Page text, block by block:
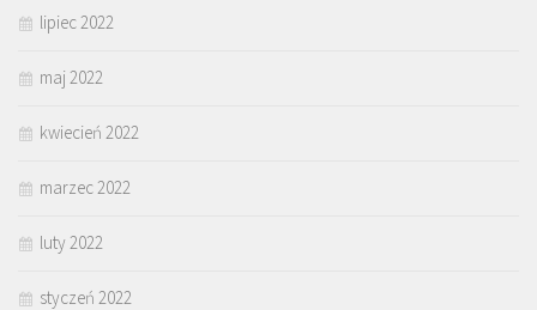
lipiec 2022
maj 2022
kwiecień 2022
marzec 2022
luty 2022
styczeń 2022